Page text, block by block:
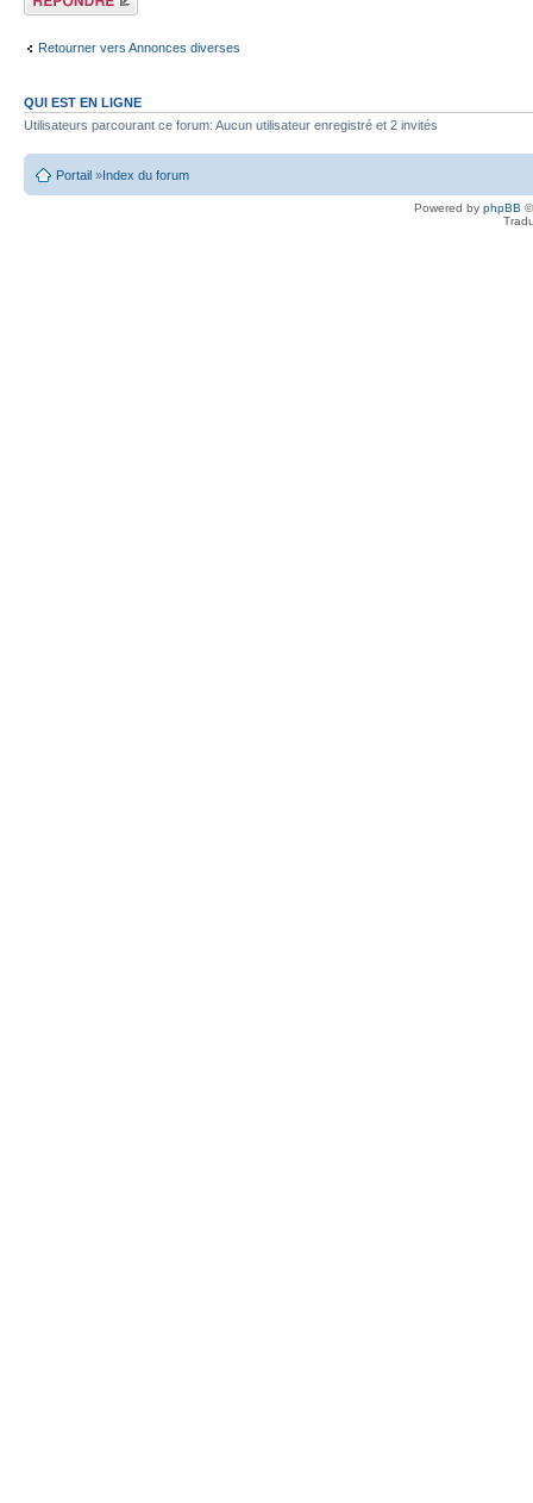
commentaire
Retourner vers Annonces diverses
QUI EST EN LIGNE
Utilisateurs parcourant ce forum: Aucun utilisateur enregistré et 2 invités
Portail »Index du forum
Powered by phpBB